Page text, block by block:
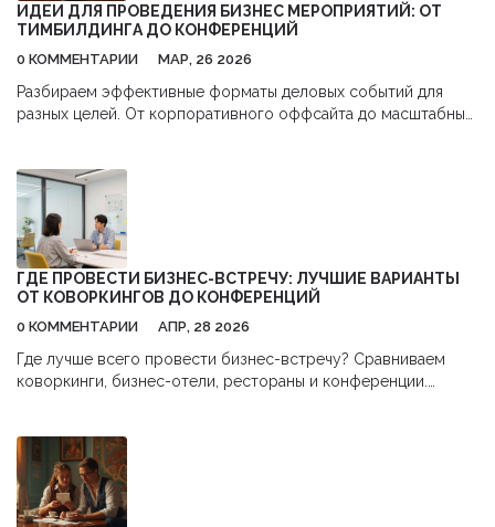
ИДЕИ ДЛЯ ПРОВЕДЕНИЯ БИЗНЕС МЕРОПРИЯТИЙ: ОТ
ТИМБИЛДИНГА ДО КОНФЕРЕНЦИЙ
0 КОММЕНТАРИИ МАР, 26 2026
Разбираем эффективные форматы деловых событий для
разных целей. От корпоративного оффсайта до масштабных
ГДЕ ПРОВЕСТИ БИЗНЕС-ВСТРЕЧУ: ЛУЧШИЕ ВАРИАНТЫ
ОТ КОВОРКИНГОВ ДО КОНФЕРЕНЦИЙ
0 КОММЕНТАРИИ АПР, 28 2026
Где лучше всего провести бизнес-встречу? Сравниваем
коворкинги, бизнес-отели, рестораны и конференции.